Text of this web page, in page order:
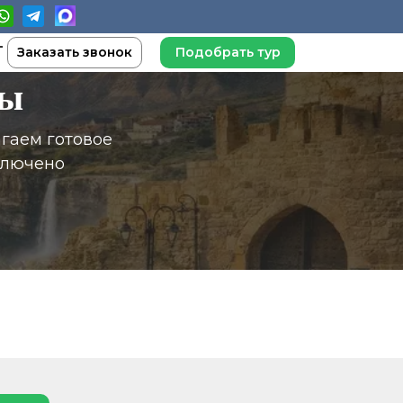
Заказать звонок Подобрать тур
готовое